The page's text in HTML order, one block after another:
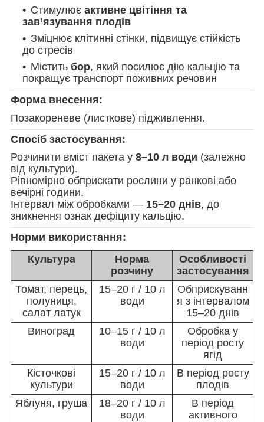
Стимулює активне цвітіння та
зав’язування плодів
Зміцнює клітинні стінки, підвищує стійкість
до стресів
Містить бор, який посилює дію кальцію та
покращує транспорт поживних речовин
Форма внесення:
Позакореневе (листкове) підживлення.
Спосіб застосування:
Розчинити вміст пакета у 8–10 л води (залежно
від культури).
Рівномірно обприскати рослини у ранкові або
вечірні години.
Інтервал між обробками — 15–20 днів, до
зникнення ознак дефіциту кальцію.
Норми використання:
Культура
Норма
розчину
Особливості
застосування
Томат, перець,
полуниця,
салат латук
15–20 г / 10 л
води
Обприскуванн
я з інтервалом
15–20 днів
Виноград
10–15 г / 10 л
води
Обробка у
період росту
ягід
Кісточкові
культури
15–20 г / 10 л
води
В період росту
плодів
Яблуня, груша
18–20 г / 10 л
води
В період
активного